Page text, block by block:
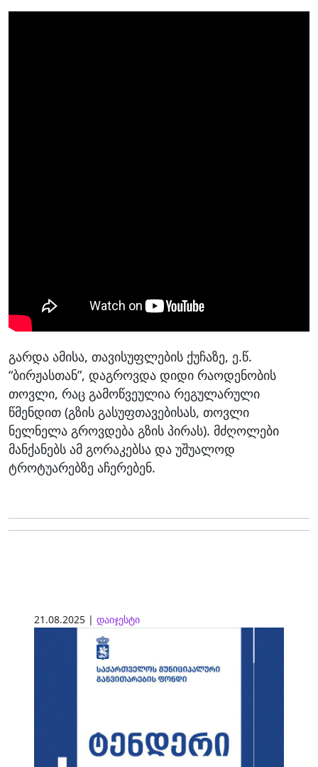
გარდა ამისა, თავისუფლების ქუჩაზე, ე.წ.
“ბირჟასთან”, დაგროვდა დიდი რაოდენობის
თოვლი, რაც გამოწვეულია რეგულარული
წმენდით (გზის გასუფთავებისას, თოვლი
ნელნელა გროვდება გზის პირას). მძღოლები
მანქანებს ამ გორაკებსა და უშუალოდ
ტროტუარებზე აჩერებენ.
21.08.2025 | დაიჯესტი